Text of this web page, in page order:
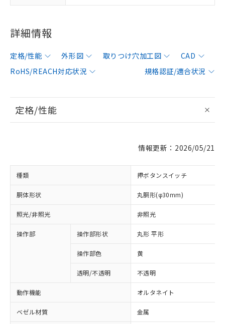
詳細情報
定格/性能 外形図 取りつけ穴加工図
CAD
RoHS/REACH対応状況
規格認証/適合状況
定格/性能
情報更新：2026/05/21
種類 押ボタンスイッチ
胴体形状 丸胴形(φ30mm)
照光/非照光 非照光
操作部 操作部形状 丸形 平形
操作部色 黄
透明/不透明 不透明
動作機能 オルタネイト
ベゼル材質 金属